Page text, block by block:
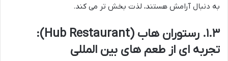
به دنبال آرامش هستند، لذت بخش تر می کند.
۱.۳. رستوران هاب (Hub Restaurant):
تجربه ای از طعم های بین المللی